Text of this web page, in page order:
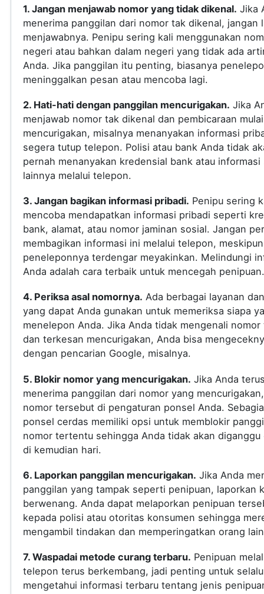
1. Jangan menjawab nomor yang tidak dikenal. Jika
menerima panggilan dari nomor tak dikenal, jangan
menjawabnya. Penipu sering kali menggunakan
negeri atau bahkan dalam negeri yang tidak ada
Anda. Jika panggilan itu penting, biasanya
meninggalkan pesan atau mencoba lagi.
2. Hati-hati dengan panggilan mencurigakan. Jika
menjawab nomor tak dikenal dan pembicaraan mulai
mencurigakan, misalnya menanyakan informasi
segera tutup telepon. Polisi atau bank Anda tidak
pernah menanyakan kredensial bank atau
lainnya melalui telepon.
3. Jangan bagikan informasi pribadi. Penipu sering
mencoba mendapatkan informasi pribadi seperti
bank, alamat, atau nomor jaminan sosial. Jangan
membagikan informasi ini melalui telepon, meskipun
peneleponnya terdengar meyakinkan. Melindungi
Anda adalah cara terbaik untuk mencegah penipuan.
4. Periksa asal nomornya. Ada berbagai layanan
yang dapat Anda gunakan untuk memeriksa siapa
menelepon Anda. Jika Anda tidak mengenali
dan terkesan mencurigakan, Anda bisa
dengan pencarian Google, misalnya.
5. Blokir nomor yang mencurigakan. Jika Anda
menerima panggilan dari nomor yang
nomor tersebut di pengaturan ponsel Anda.
ponsel cerdas memiliki opsi untuk memblokir
nomor tertentu sehingga Anda tidak akan diganggu
di kemudian hari.
6. Laporkan panggilan mencurigakan. Jika Anda
panggilan yang tampak seperti penipuan, laporkan
berwenang. Anda dapat melaporkan penipuan
kepada polisi atau otoritas konsumen sehingga
mengambil tindakan dan memperingatkan orang
7. Waspadai metode curang terbaru. Penipuan
telepon terus berkembang, jadi penting untuk selalu
mengetahui informasi terbaru tentang jenis